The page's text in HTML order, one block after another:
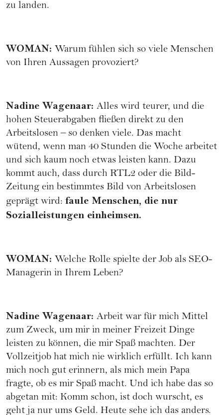
zu landen.
WOMAN: Warum fühlen sich so viele Menschen
von Ihren Aussagen provoziert?
Nadine Wagenaar: Alles wird teurer, und die
hohen Steuerabgaben fließen direkt zu den
Arbeitslosen – so denken viele. Das macht
wütend, wenn man 40 Stunden die Woche arbeitet
und sich kaum noch etwas leisten kann. Dazu
kommt auch, dass durch RTL2 oder die Bild-
Zeitung ein bestimmtes Bild von Arbeitslosen
geprägt wird: faule Menschen, die nur
Sozialleistungen einheimsen.
WOMAN: Welche Rolle spielte der Job als SEO-
Managerin in Ihrem Leben?
Nadine Wagenaar: Arbeit war für mich Mittel
zum Zweck, um mir in meiner Freizeit Dinge
leisten zu können, die mir Spaß machten. Der
Vollzeitjob hat mich nie wirklich erfüllt. Ich kann
mich noch gut erinnern, als mich mein Papa
fragte, ob es mir Spaß macht. Und ich habe das so
abgetan mit: Komm schon, ist doch wurscht, es
geht ja nur ums Geld. Heute sehe ich das anders.